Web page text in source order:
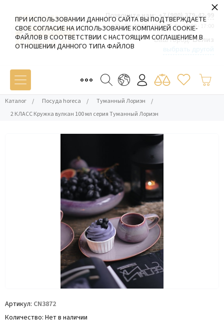
Позвоните нам: +7 (980) 379-42-99
Пн-Пт: 09:00 - 19:00 Сб-Вс: 10:00 - 17:00
Ваш город:Белиз
Каталог / Посуда horeca / Туманный Лориэн
/
2 КЛАСС Кружка вулкан 100 мл серия Туманный Лориэн
Артикул CN3872
Количество Нет в наличии
ПРИ ИСПОЛЬЗОВАНИИ ДАННОГО САЙТА ВЫ ПОДТВЕРЖДАЕТЕ
СВОЕ СОГЛАСИЕ НА ИСПОЛЬЗОВАНИЕ КОМПАНИЕЙ COOKIE-
ФАЙЛОВ В СООТВЕТСТВИИ С НАСТОЯЩИМ СОГЛАШЕНИЕМ В
ОТНОШЕНИИ ДАННОГО ТИПА ФАЙЛОВ
×